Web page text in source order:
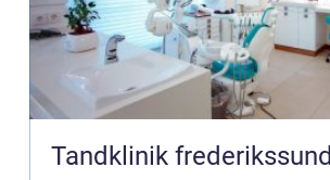
Tandklinik frederikssund